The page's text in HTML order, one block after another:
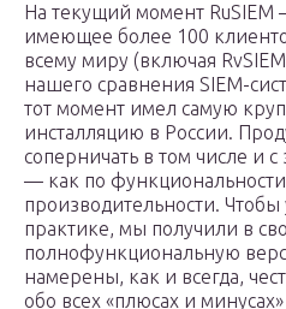
На текущий момент
имеющее более 100
всему миру (включая
нашего сравнения SIEM-
тот момент имел самую
инсталляцию в России.
соперничать в том числе и
— как по
производительности. Чтобы
практике, мы получили в
полнофункциональную
намерены, как и всегда,
обо всех «плюсах и